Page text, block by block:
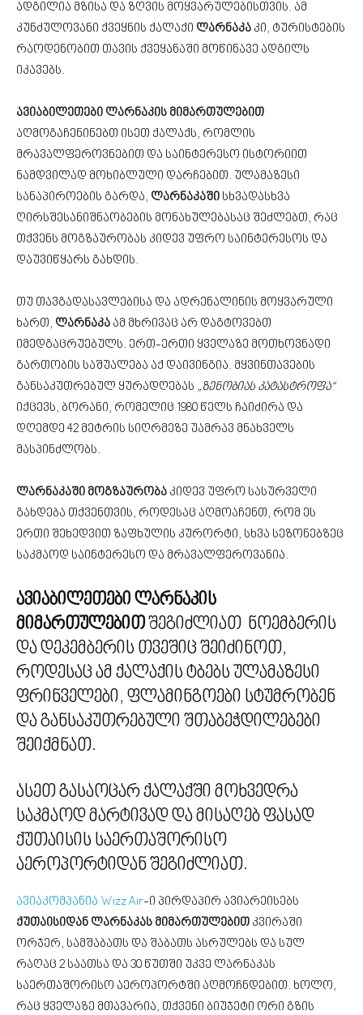
ადგილია მზისა და ზღვის მოყვარულებისთვის. ამ
კუნძულოვანი ქვეყნის ქალაქი ლარნაკა კი, ტურისტების
რაოდენობით თავის ქვეყანაში მოწინავე ადგილს
იკავებს.
ავიაბილეთები ლარნაკის მიმართულებით
აღმოგაჩენინებთ ისეთ ქალაქს, რომლის
მრავალფეროვნებით და საინტერესო ისტორიით
ნამდვილად მოხიბლული დარჩებით. ულამაზესი
სანაპიროების გარდა, ლარნაკაში სხვადასხვა
ღირსშესანიშნაობების მონახულებასაც შეძლებთ, რაც
თქვენს მოგზაურობას კიდევ უფრო საინტერესოს და
დაუვიწყარს გახდის.
თუ თავგადასავლებისა და ადრენალინის მოყვარული
ხართ, ლარნაკა ამ მხრივაც არ დაგტოვებთ
იმედგაცრუებულს. ერთ-ერთი ყველაზე მოთხოვნადი
გართობის საშუალება აქ დაივინგია. მყვინთავების
განსაკუთრებულ ყურადღებას „ზენობიას კატასტროფა“
იქცევს, ბორანი, რომელიც 1980 წელს ჩაიძირა და
დღემდე 42 მეტრის სიღრმეზე უამრავ მნახველს
მასპინძლობს.
ლარნაკაში მოგზაურობა კიდევ უფრო სასურველი
გახდება თქვენთვის, როდესაც აღმოაჩენთ, რომ ეს
ერთი შეხედვით ზაფხულის კურორტი, სხვა სეზონებზეც
საკმაოდ საინტერესო და მრავალფეროვანია.
ავიაბილეთები ლარნაკის
მიმართულებითშეგიძლიათ ნოემბერის
და დეკემბერის თვეშიც შეიძინოთ,
როდესაც ამ ქალაქის ტბებს ულამაზესი
ფრინველები, ფლამინგოები სტუმრობენ
და განსაკუთრებული შთაბეჭდილებები
შეიქმნათ.
ასეთ გასაოცარ ქალაქში მოხვედრა
საკმაოდ მარტივად და მისაღებ ფასად
ქუთაისის საერთაშორისო
აეროპორტიდან შეგიძლიათ.
ავიაკომპანია Wizz Air-ი პირდაპირ ავიარეისებს
ქუთაისიდან ლარნაკას მიმართულებით კვირაში
ორჯერ, სამშაბათს და შაბათს ასრულებს და სულ
რაღაც 2 საათსა და 30 წუთში უკვე ლარნაკას
საერთაშორისო აეროპორტში აღმოჩნდებით. ხოლო,
რაც ყველაზე მთავარია, თქვენი ბიუჯეტი ორი გზის